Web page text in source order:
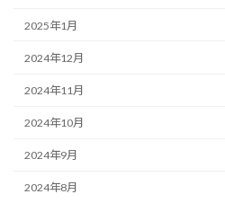
2025年1月
2024年12月
2024年11月
2024年10月
2024年9月
2024年8月